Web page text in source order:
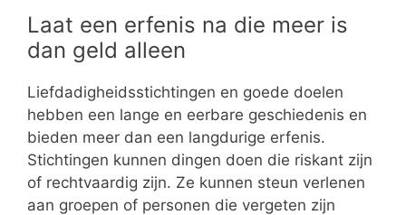
Laat een erfenis na die meer is
dan geld alleen
Liefdadigheidsstichtingen en goede doelen
hebben een lange en eerbare geschiedenis en
bieden meer dan een langdurige erfenis.
Stichtingen kunnen dingen doen die riskant zijn
of rechtvaardig zijn. Ze kunnen steun verlenen
aan groepen of personen die vergeten zijn